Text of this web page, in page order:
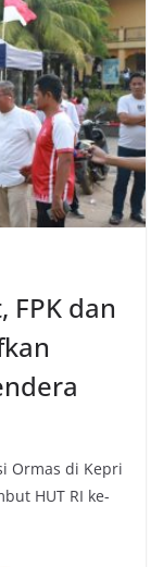
FPK dan
Ormas di Kepri
HUT RI ke-